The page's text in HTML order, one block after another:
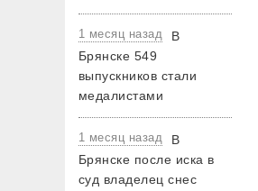
1 месяц назад
В
Брянске 549
выпускников стали
медалистами
1 месяц назад
В
Брянске после иска в
суд владелец снес